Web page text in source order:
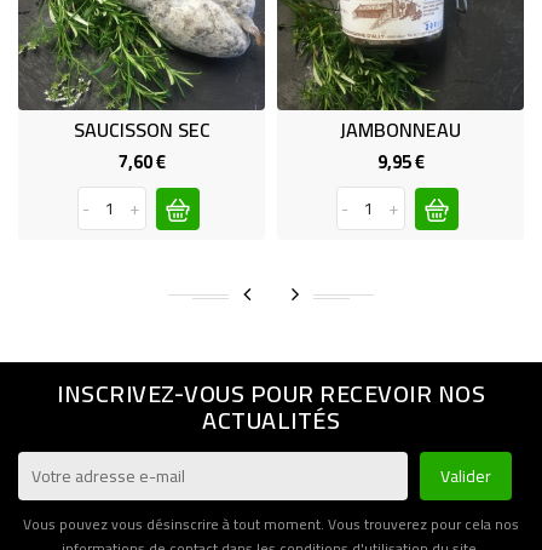
SAUCISSON SEC
7,60 €Prix
-
+
JAMBONNEAU
9,95 €Prix
-
+
INSCRIVEZ-VOUS POUR RECEVOIR NOS
ACTUALITÉS
Vous pouvez vous désinscrire à tout moment. Vous trouverez pour cela nos